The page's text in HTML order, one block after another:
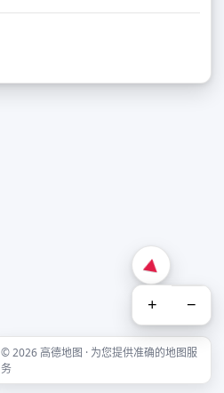
+ −
© 2026 高德地图 · 为您提供准确的地图服
务